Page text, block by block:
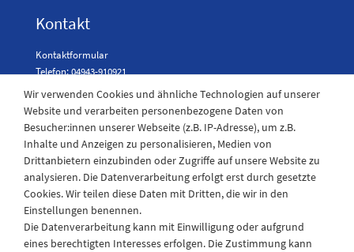
Kontakt
Kontaktformular
Telefon: 04943-910921
Laden Öffnungszeiten
Montag - Freitag
08:30 - 12:30 und 13.00 - 17.30 Uhr
Samstags
08:30 bis 12:30 Uhr
Wir verwenden Cookies und ähnliche Technologien auf unserer
Website und verarbeiten personenbezogene Daten von
Besucher:innen unserer Webseite (z.B. IP-Adresse), um z.B.
Inhalte und Anzeigen zu personalisieren, Medien von
Drittanbietern einzubinden oder Zugriffe auf unsere Website zu
analysieren. Die Datenverarbeitung erfolgt erst durch gesetzte
Cookies. Wir teilen diese Daten mit Dritten, die wir in den
Einstellungen benennen.
Die Datenverarbeitung kann mit Einwilligung oder aufgrund
eines berechtigten Interesses erfolgen. Die Zustimmung kann